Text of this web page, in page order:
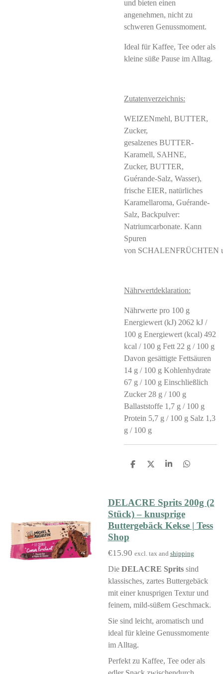
und bieten einen
angenehmen, nicht zu
schweren Genussmoment.
Ideal für Kaffee, Tee oder als
kleine süße Pause im Alltag.
Zutatenverzeichnis:
WEIZENmehl, BUTTER,
Zucker,
gesalzenes BUTTER-
Karamell, SAHNE,
Zucker, BUTTER,
Guérande-Salz, Wasser),
frische EIER, natürliches
Karamellaroma, Guérande-
Salz, Backpulver:
Natriumcarbonate. Kann
Spuren
von SCHALENFRÜCHTEN
Nährwertdeklaration:
Nährwerte pro 100 g
Energiewert (kJ) 2062 kJ /
100 g Energiewert (kcal) 492
kcal / 100 g Fett 22 g / 100 g
Davon gesättigte Fettsäuren
14 g / 100 g Kohlenhydrate
67 g / 100 g Einschließlich
Zucker 28 g / 100 g
Ballaststoffe 1,7 g / 100 g
Protein 5,7 g / 100 g Salz 1,3
g / 100 g
S
e
S
e
S
S
e
DELACRE Sprits 200g (2
Stück) – knusprige
Buttergebäck Kekse | Tess
Shop
€15.90 excl. tax and shipping
Die DELACRE Spritssind
klassisches, zartes Buttergebäck
mit einer knusprigen Textur und
feinem, mild-süßem Geschmack.
Sie sind leicht, aromatisch und
ideal für kleine Genussmomente
im Alltag.
Perfekt zu Kaffee, Tee oder als